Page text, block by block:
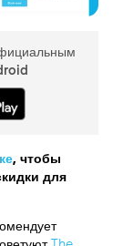
, чтобы
для